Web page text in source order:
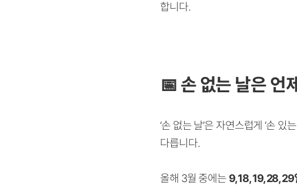
합니다.
📅 손 없는 날은 언
‘손 없는 날’은 자연스럽게 ‘손 있
다릅니다.
올해 3월 중에는 9, 18, 19, 28, 29